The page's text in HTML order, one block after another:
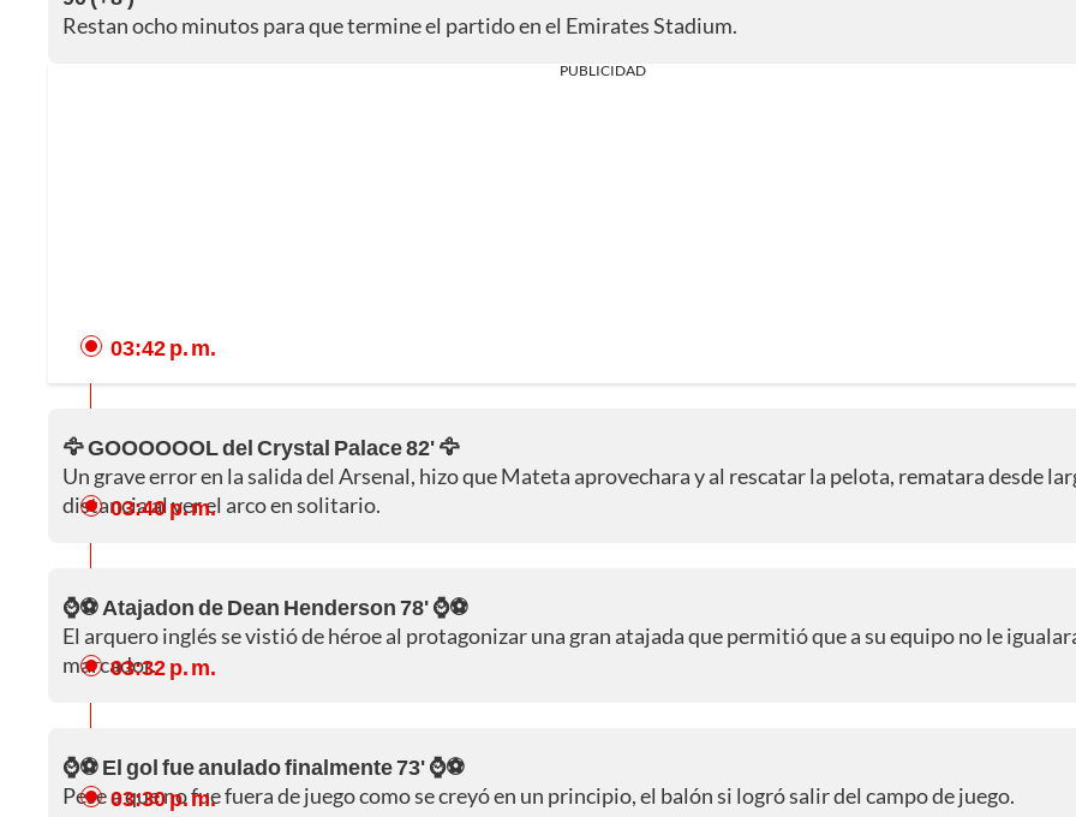
Restan ocho minutos para que termine el partido en el Emirates Stadium.
PUBLICIDAD
03:42 p. m.
🦅 GOOOOOOL del Crystal Palace 82' 🦅
Un grave error en la salida del Arsenal, hizo que Mateta aprovechara y al rescatar la pelota, rematara desde
distancia al ver el arco en solitario.
03:40 p. m.
⌚⚽ Atajadon de Dean Henderson 78' ⌚⚽
El arquero inglés se vistió de héroe al protagonizar una gran atajada que permitió que a su equipo no le
marcador.03:32 p. m.
⌚⚽ El gol fue anulado finalmente 73' ⌚⚽
Pese a que no fue fuera de juego como se creyó en un principio, el balón si logró salir del campo de juego.
03:30 p. m.